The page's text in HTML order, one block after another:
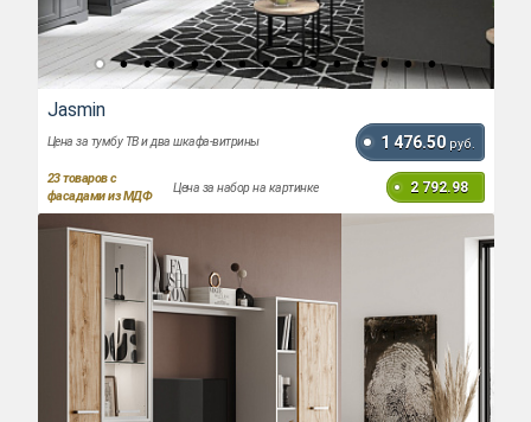
Jasmin
Цена за тумбу ТВ и два шкафа-витрины 1 476.50 руб.
23товаров с
фасадами из МДФ
Цена за набор на картинке 2 792.98